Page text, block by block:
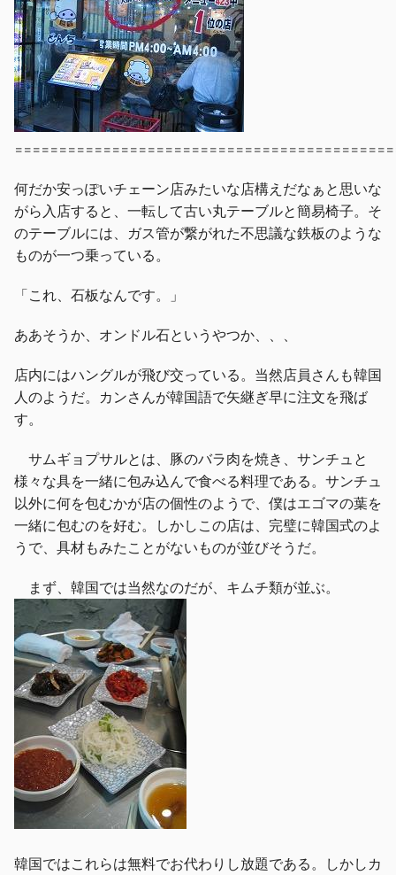
何だか安っぽいチェーン店みたいな店構えだなぁと思いな
がら入店すると、一転して古い丸テーブルと簡易椅子。そ
のテーブルには、ガス管が繋がれた不思議な鉄板のような
ものが一つ乗っている。
「これ、石板なんです。」
ああそうか、オンドル石というやつか、、、
店内にはハングルが飛び交っている。当然店員さんも韓国
人のようだ。カンさんが韓国語で矢継ぎ早に注文を飛ば
す。
サムギョプサルとは、豚のバラ肉を焼き、サンチュと
様々な具を一緒に包み込んで食べる料理である。サンチュ
以外に何を包むかが店の個性のようで、僕はエゴマの葉を
一緒に包むのを好む。しかしこの店は、完璧に韓国式のよ
うで、具材もみたことがないものが並びそうだ。
まず、韓国では当然なのだが、キムチ類が並ぶ。
韓国ではこれらは無料でお代わりし放題である。しかしカ